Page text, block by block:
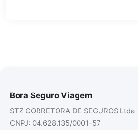
Bora Seguro Viagem
STZ CORRETORA DE SEGUROS Ltda
CNPJ: 04.628.135/0001-57